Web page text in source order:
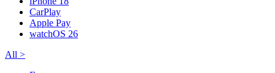
CarPlay
Apple Pay
watchOS 26
All >